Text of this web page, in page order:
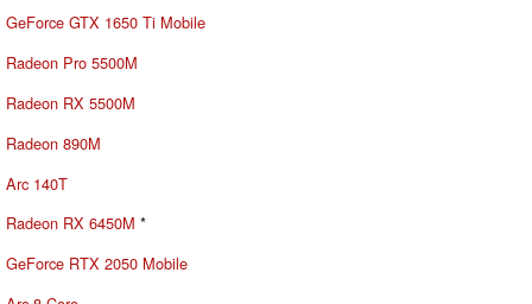
GeForce GTX 1650 Ti Mobile
Radeon Pro 5500M
Radeon RX 5500M
Radeon 890M
Arc 140T
Radeon RX 6450M *
GeForce RTX 2050 Mobile